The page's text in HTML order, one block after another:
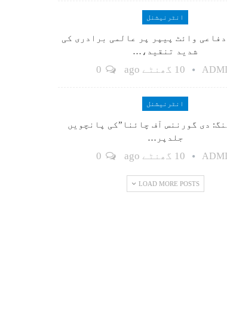
انٹرنیشنل
وائٹ پیپر پر عالمی برادری کی
شدید تنقید،…
10 گھنٹے ago
انٹرنیشنل
دی گورننس آف چائنا”کی پانچویں
جلدپر…
10 گھنٹے ago
LOAD MORE POSTS